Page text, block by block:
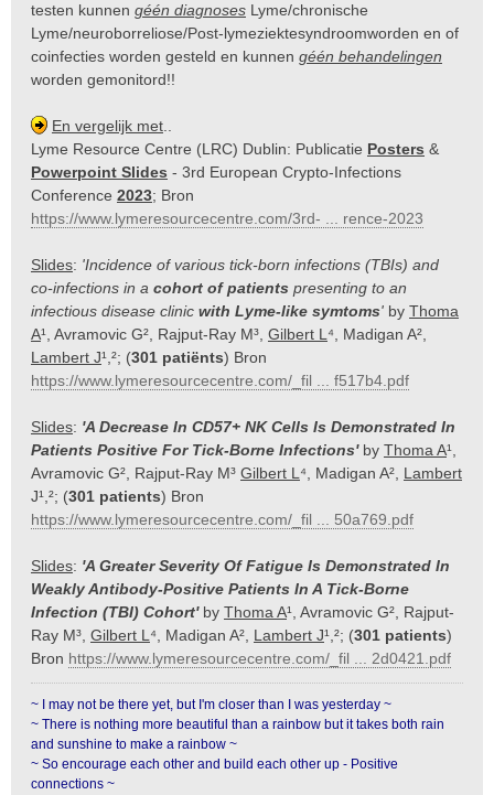
testen kunnen géén diagnoses Lyme/chronische
Lyme/neuroborreliose/Post-lymeziektesyndroomworden en of
coinfecties worden gesteld en kunnen géén behandelingen
worden gemonitord!!
En vergelijk met
Lyme Resource Centre (LRC) Dublin: Publicatie Posters &
Powerpoint Slides - 3rd European Crypto-Infections
Conference 2023; Bron
https://www.lymeresourcecentre.com/3rd- ... rence-2023
Slides: 'Incidence of various tick-born infections (TBIs) and
co-infections in a cohort of patients presenting to an
infectious disease clinic with Lyme-like symtoms' by Thoma
A¹, Avramovic G², Rajput-Ray M³, Gilbert L ⁴, Madigan A²,
Lambert J¹,²; (301 patiënts) Bron
https://www.lymeresourcecentre.com/_fil ... f517b4.pdf
Slides: 'A Decrease In CD57+ NK Cells Is Demonstrated In
Patients Positive For Tick-Borne Infections'by Thoma A¹,
Avramovic G², Rajput-Ray M³ Gilbert L ⁴, Madigan A², Lambert
J¹,²; (301 patients) Bron
https://www.lymeresourcecentre.com/_fil ... 50a769.pdf
Slides: 'A Greater Severity Of Fatigue Is Demonstrated In
Weakly Antibody-Positive Patients In A Tick-Borne
Infection (TBI) Cohort'by Thoma A¹, Avramovic G², Rajput-
Ray M³, Gilbert L ⁴, Madigan A², Lambert J¹,²; (301 patients)
Bron https://www.lymeresourcecentre.com/_fil ... 2d0421.pdf
~ I may not be there yet, but I'm closer than I was yesterday ~
~ There is nothing more beautiful than a rainbow but it takes both rain
and sunshine to make a rainbow ~
~ So encourage each other and build each other up - Positive
connections ~